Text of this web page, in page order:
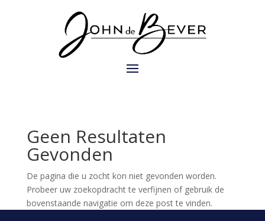
Geen Resultaten
Gevonden
De pagina die u zocht kon niet gevonden worden.
Probeer uw zoekopdracht te verfijnen of gebruik de
bovenstaande navigatie om deze post te vinden.